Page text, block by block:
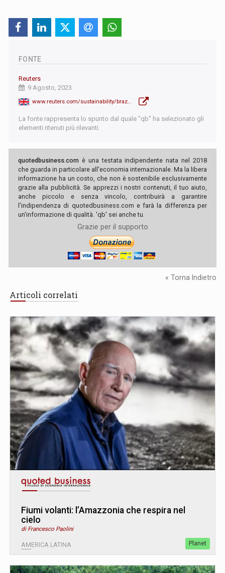
FONTE
Reuters
9 Agosto, 2023
www.reuters.com/sustainability/brazils-lula-seeks-global-rainforest-nation-pact-amazon-summit-2023-08-09/
La fonte rappresenta lo spunto dal quale "qb" ha selezionato gli
elementi ritenuti più rilevanti.
quotedbusiness.com è una testata indipendente nata nel 2018
che guarda in particolare all'economia internazionale. Ma la libera
informazione ha un costo, che non è sostenibile esclusivamente
grazie alla pubblicità. Se apprezzi i nostri contenuti, il tuo aiuto,
anche piccolo e senza vincolo, contribuirà a garantire
l'indipendenza di quotedbusiness.com e farà la differenza per
un'informazione di qualità. 'qb' sei anche tu.
Grazie per il supporto
« Torna Indietro
Articoli correlati
Fiumi volanti: l’Amazzonia che respira nel
cielo
di Francesco Paolini
AMERICA LATINA Planet